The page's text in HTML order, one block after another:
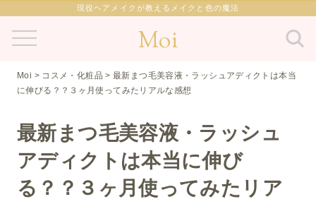
現役ヘアメイクが教えるメイクと色の魔法
Moi
Moi > コスメ・化粧品 > 最新まつ毛美容液・ラッシュアディクトは本当
に伸びる？？３ヶ月使ってみたリアルな感想
最新まつ毛美容液・ラッシュ
アディクトは本当に伸び
る？？３ヶ月使ってみたリア